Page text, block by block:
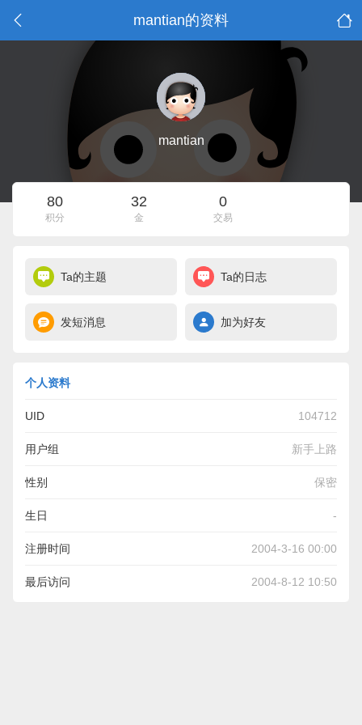
mantian的资料
mantian
80
积分
32
金
0
交易
Ta的主题 Ta的日志
发短消息 加为好友
个人资料
UID 104712
用户组 新手上路
性别 保密
生日 -
注册时间 2004-3-16 00:00
最后访问 2004-8-12 10:50